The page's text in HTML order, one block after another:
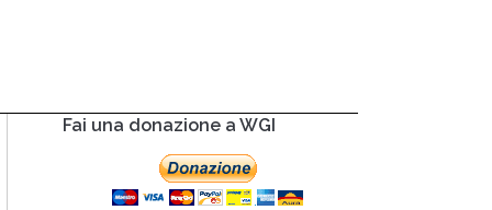
Fai una donazione a WGI